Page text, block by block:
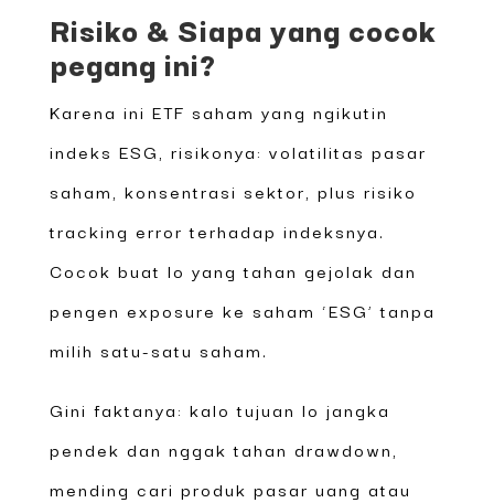
Risiko & Siapa yang cocok
pegang ini?
Karena ini ETF saham yang ngikutin
indeks ESG, risikonya: volatilitas pasar
saham, konsentrasi sektor, plus risiko
tracking error terhadap indeksnya.
Cocok buat lo yang tahan gejolak dan
pengen exposure ke saham ‘ESG’ tanpa
milih satu-satu saham.
Gini faktanya: kalo tujuan lo jangka
pendek dan nggak tahan drawdown,
mending cari produk pasar uang atau